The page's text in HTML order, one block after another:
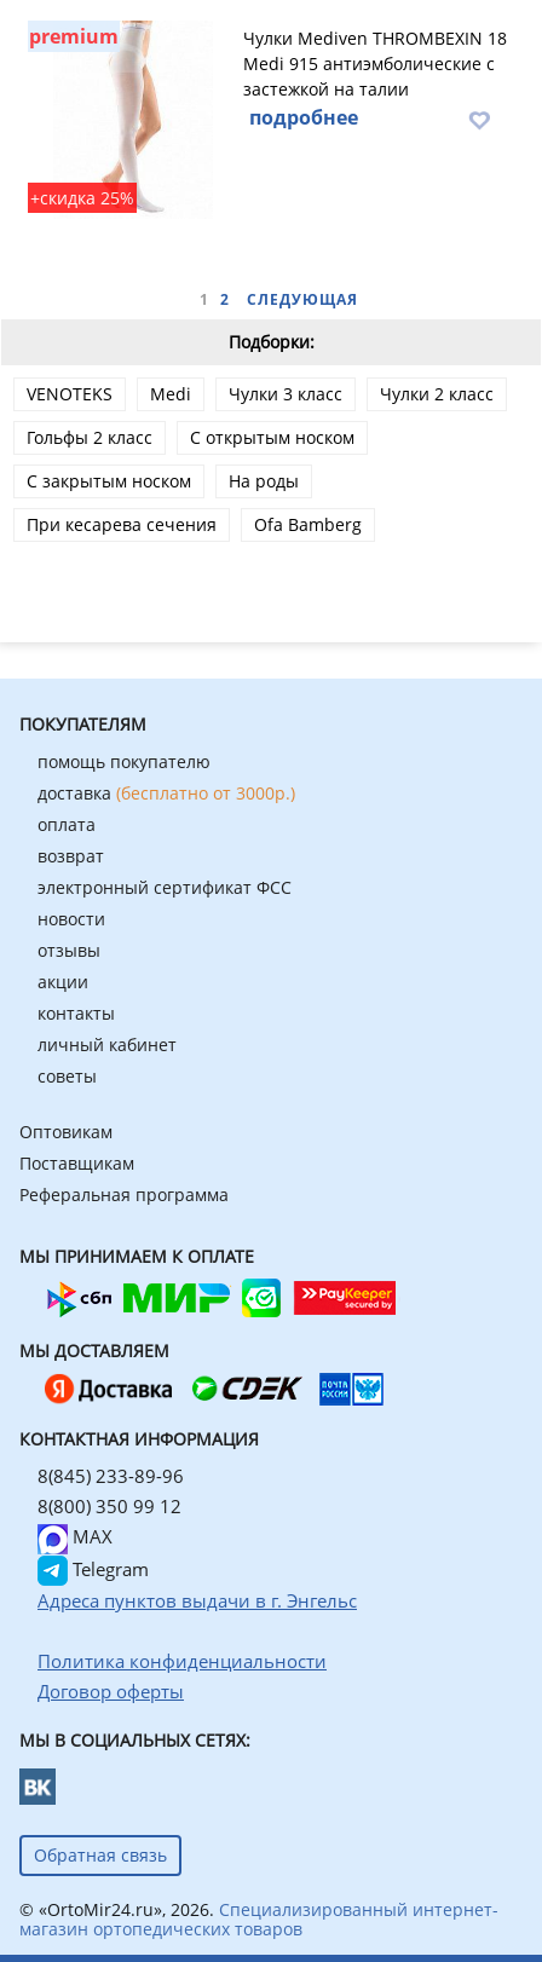
premium
+скидка 25%
Чулки Mediven THROMBEXIN 18
Medi 915 антиэмболические с
застежкой на талии
подробнее
1 2 СЛЕДУЮЩАЯ
Подборки:
VENOTEKS Medi Чулки 3 класс
Чулки 2 класс
Гольфы 2 класс
С открытым носком
С закрытым носком
На роды
При кесарева сечения
Ofa Bamberg
ПОКУПАТЕЛЯМ
помощь покупателю
доставка (бесплатно от 3000р.)
оплата
возврат
электронный сертификат ФСС
новости
отзывы
акции
контакты
личный кабинет
советы
Оптовикам
Поставщикам
Реферальная программа
МЫ ПРИНИМАЕМ К ОПЛАТЕ
МЫ ДОСТАВЛЯЕМ
КОНТАКТНАЯ ИНФОРМАЦИЯ
8(845) 233-89-96
8(800) 350 99 12
MAX
Telegram
Адреса пунктов выдачи в г. Энгельс
Политика конфиденциальности
Договор оферты
МЫ В СОЦИАЛЬНЫХ СЕТЯХ:
Обратная связь
© «OrtoMir24.ru», 2026. Специализированный интернет-
магазин ортопедических товаров